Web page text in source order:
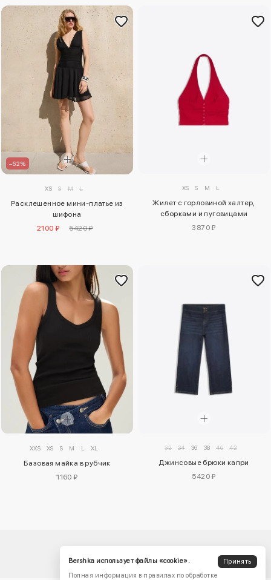
–62%
XS S M L
Расклешенное мини-платье из
шифона
2100 ₽
5420 ₽
XS S M L
Жилет с горловиной халтер,
сборками и пуговицами
3870 ₽
XXS XS S M L XL
Базовая майка в рубчик
1160 ₽
32 34 36 38 40 42
Джинсовые брюки капри
5420 ₽
Bershka использует файлы «cookie».
Принять
Полная информация в правилах по обработке